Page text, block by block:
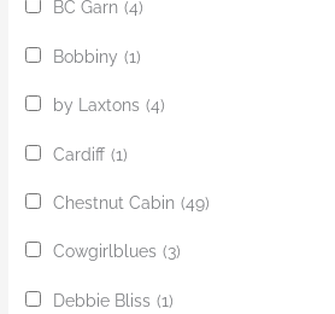
BC Garn (4)
Bobbiny (1)
by Laxtons (4)
Cardiff (1)
Chestnut Cabin (49)
Cowgirlblues (3)
Debbie Bliss (1)